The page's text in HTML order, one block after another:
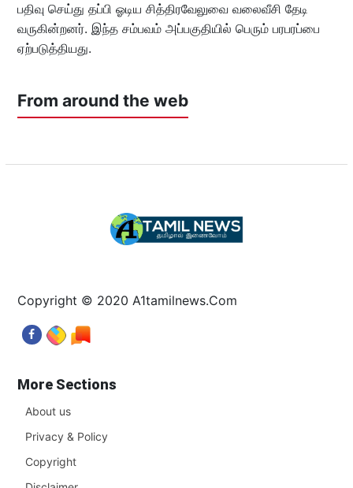
பதிவு செய்து தப்பி ஓடிய சித்திரவேலுவை வலைவீசி தேடி
வருகின்றனர். இந்த சம்பவம் அப்பகுதியில் பெரும் பரபரப்பை
ஏற்படுத்தியது.
From around the web
Copyright © 2020 A1tamilnews.Com
More Sections
About us
Privacy & Policy
Copyright